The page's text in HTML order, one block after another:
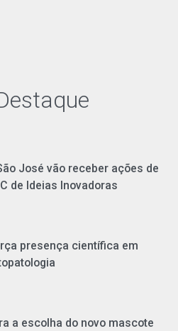
José vão receber ações de
de Ideias Inovadoras
presença científica em
a escolha do novo mascote